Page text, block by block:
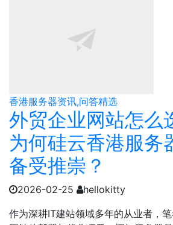
香港服务器资讯,问答精选
外贸企业网站怎么
为何硅云香港服务
备受推崇？
2026-02-25
hellokitty
作为深耕IT建站领域多年的从业者，